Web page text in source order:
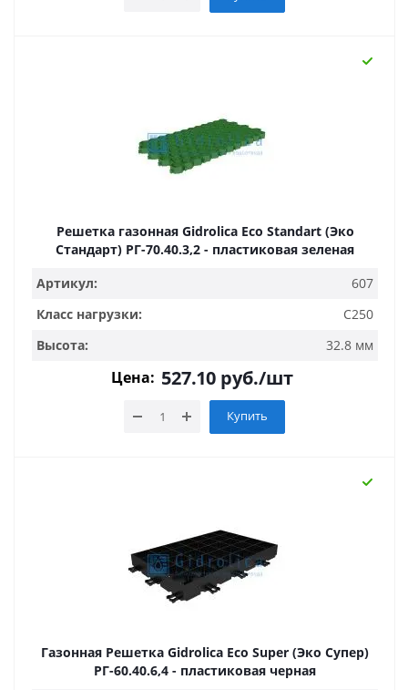
Решетка газонная Gidrolica Eco Standart (Эко
Стандарт) РГ-70.40.3,2 - пластиковая зеленая
Артикул:
607
Класс нагрузки:
C250
Высота:
32.8 мм
Цена: 527.10руб./шт
Купить
Газонная Решетка Gidrolica Eco Super (Эко Супер)
РГ-60.40.6,4 - пластиковая черная